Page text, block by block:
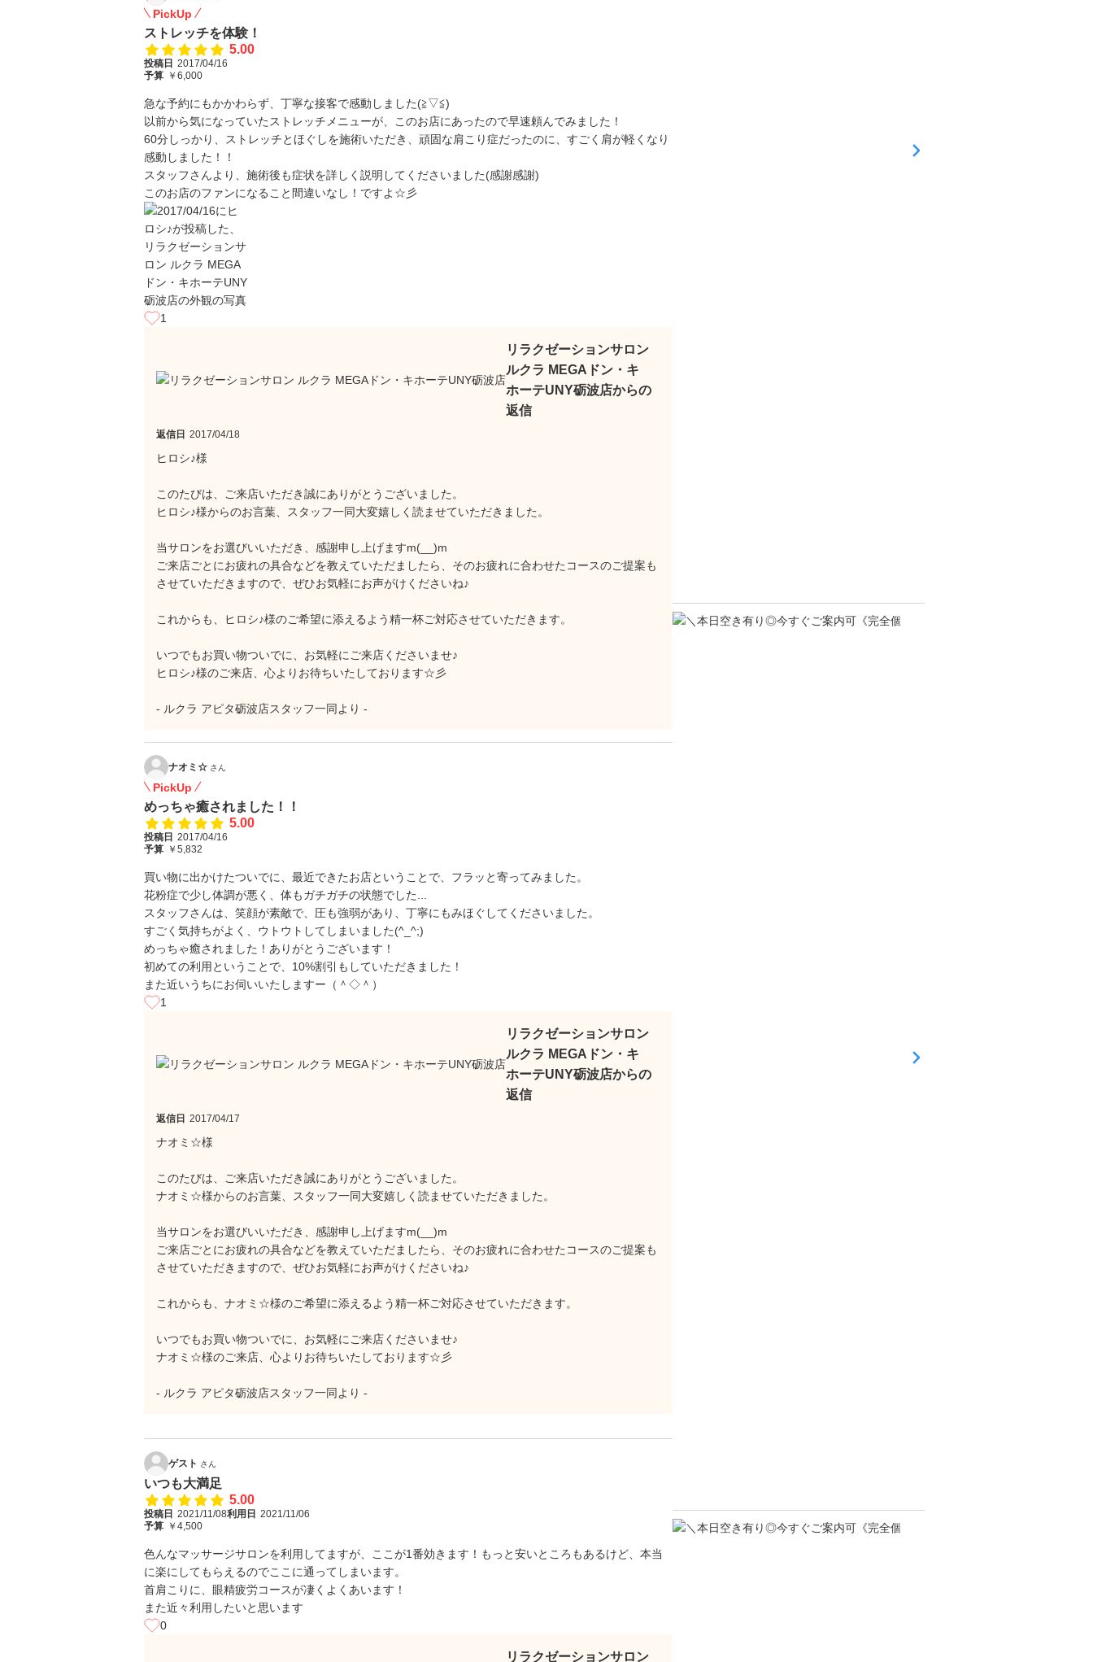
PickUp
ストレッチを体験！
5.00
投稿日 2017/04/16
予算 ￥6,000
急な予約にもかかわらず、丁寧な接客で感動しました(≧▽≦)
以前から気になっていたストレッチメニューが、このお店にあったので早速頼んでみました！
60分しっかり、ストレッチとほぐしを施術いただき、頑固な肩こり症だったのに、すごく肩が軽くなり
感動しました！！
スタッフさんより、施術後も症状を詳しく説明してくださいました(感謝感謝)
このお店のファンになること間違いなし！ですよ☆彡
1
リラクゼーションサロン
ルクラ MEGAドン・キ
ホーテUNY砺波店からの
返信
返信日 2017/04/18
ヒロシ♪様
このたびは、ご来店いただき誠にありがとうございました。
ヒロシ♪様からのお言葉、スタッフ一同大変嬉しく読ませていただきました。
当サロンをお選びいいただき、感謝申し上げますm(__)m
ご来店ごとにお疲れの具合などを教えていただましたら、そのお疲れに合わせたコースのご提案も
させていただきますので、ぜひお気軽にお声がけくださいね♪
これからも、ヒロシ♪様のご希望に添えるよう精一杯ご対応させていただきます。
いつでもお買い物ついでに、お気軽にご来店くださいませ♪
ヒロシ♪様のご来店、心よりお待ちいたしております☆彡
- ルクラ アピタ砺波店スタッフ一同より -
ナオミ☆ さん
PickUp
めっちゃ癒されました！！
5.00
投稿日 2017/04/16
予算 ￥5,832
買い物に出かけたついでに、最近できたお店ということで、フラッと寄ってみました。
花粉症で少し体調が悪く、体もガチガチの状態でした...
スタッフさんは、笑顔が素敵で、圧も強弱があり、丁寧にもみほぐしてくださいました。
すごく気持ちがよく、ウトウトしてしまいました(^_^;)
めっちゃ癒されました！ありがとうございます！
初めての利用ということで、10%割引もしていただきました！
また近いうちにお伺いいたしますー（＾◇＾）
1
リラクゼーションサロン
ルクラ MEGAドン・キ
ホーテUNY砺波店からの
返信
返信日 2017/04/17
ナオミ☆様
このたびは、ご来店いただき誠にありがとうございました。
ナオミ☆様からのお言葉、スタッフ一同大変嬉しく読ませていただきました。
当サロンをお選びいいただき、感謝申し上げますm(__)m
ご来店ごとにお疲れの具合などを教えていただましたら、そのお疲れに合わせたコースのご提案も
させていただきますので、ぜひお気軽にお声がけくださいね♪
これからも、ナオミ☆様のご希望に添えるよう精一杯ご対応させていただきます。
いつでもお買い物ついでに、お気軽にご来店くださいませ♪
ナオミ☆様のご来店、心よりお待ちいたしております☆彡
- ルクラ アピタ砺波店スタッフ一同より -
ゲスト さん
いつも大満足
5.00
投稿日 2021/11/08利用日 2021/11/06
予算 ￥4,500
色んなマッサージサロンを利用してますが、ここが1番効きます！もっと安いところもあるけど、本当
に楽にしてもらえるのでここに通ってしまいます。
首肩こりに、眼精疲労コースが凄くよくあいます！
また近々利用したいと思います
0
リラクゼーションサロン